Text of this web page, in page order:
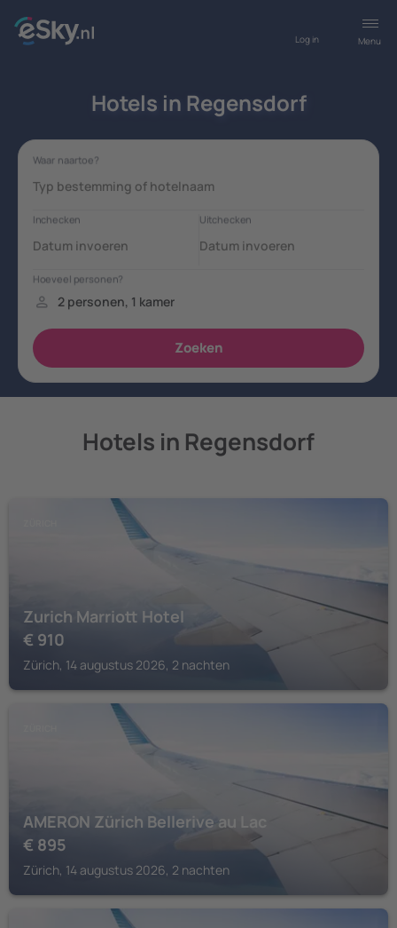
Menu
Log in
Hotels in Regensdorf
Hotels in Regensdorf
Zurich Marriott Hotel
€ 910
Zürich, 14 augustus 2026, 2 nachten
AMERON Zürich Bellerive au Lac
€ 895
Zürich, 14 augustus 2026, 2 nachten